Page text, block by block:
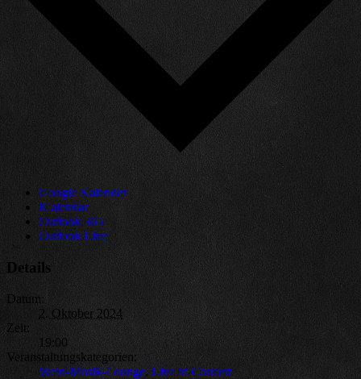
Google Kalender
iCalendar
Outlook 365
Outlook Live
Details
Datum:
2. Oktober 2024
Zeit:
19:00
Veranstaltungskategorien:
Wein-Musik-Lounge, Live in Concert